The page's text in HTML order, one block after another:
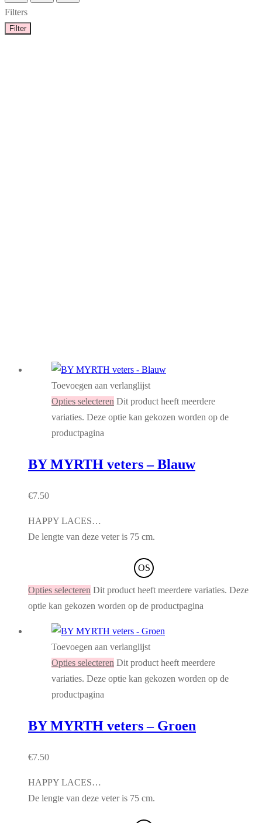
Filters
Filter
Toevoegen aan verlanglijst
Opties selecteren Dit product heeft meerdere
variaties. Deze optie kan gekozen worden op de
productpagina
BY MYRTH veters – Blauw
€7.50
HAPPY LACES…
De lengte van deze veter is 75 cm.
OS
Opties selecteren Dit product heeft meerdere variaties. Deze
optie kan gekozen worden op de productpagina
Toevoegen aan verlanglijst
Opties selecteren Dit product heeft meerdere
variaties. Deze optie kan gekozen worden op de
productpagina
BY MYRTH veters – Groen
€7.50
HAPPY LACES…
De lengte van deze veter is 75 cm.